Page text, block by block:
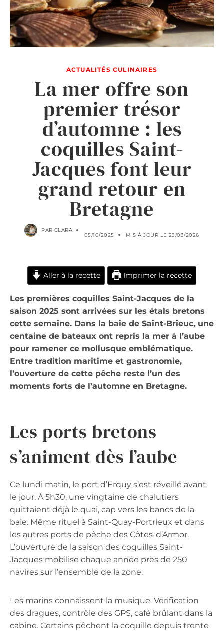
ACTUALITÉS CULINAIRES
La mer offre son
premier trésor
d’automne : les
coquilles Saint-
Jacques font leur
grand retour en
Bretagne
PAR CLARA
05/10/2025 MIS À JOUR LE 23/03/2026
Aller à la recette Imprimer la recette
Les premières coquilles Saint-Jacques de la
saison 2025 sont arrivées sur les étals bretons
cette semaine. Dans la baie de Saint-Brieuc, une
centaine de bateaux ont repris la mer à l’aube
pour ramener ce mollusque emblématique.
Entre tradition maritime et gastronomie,
l’ouverture de cette pêche reste l’un des
moments forts de l’automne en Bretagne.
Les ports bretons
s’animent dès l’aube
Ce lundi matin, le port d’Erquy s’est réveillé avant
le jour. À 5h30, une vingtaine de chalutiers
quittaient déjà le quai, cap vers les bancs de la
baie. Même rituel à Saint-Quay-Portrieux et dans
les autres ports de pêche des Côtes-d’Armor.
L’ouverture de la saison des coquilles Saint-
Jacques mobilise chaque année près de 250
navires sur l’ensemble de la zone.
Les marins connaissent la musique. Vérification
des dragues, contrôle des GPS, café brûlant dans la
cabine. Certains pêchent la coquille depuis trente